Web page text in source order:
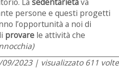
persone e questi progetti
l’opportunità a noi di
provare le attività che
2023 | visualizzato 611 volte